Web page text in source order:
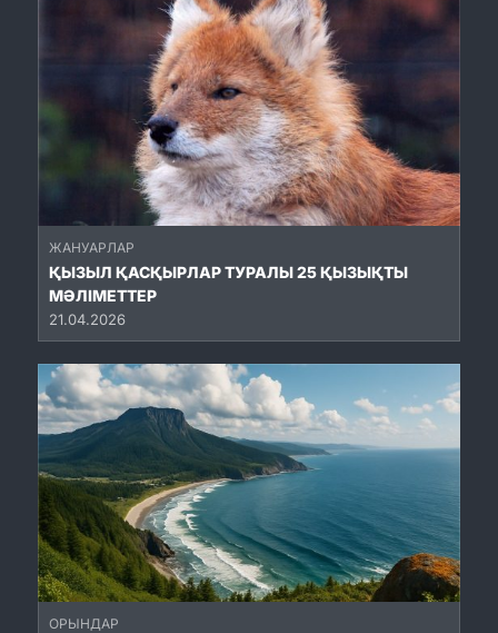
ЖАНУАРЛАР
ҚЫЗЫЛ ҚАСҚЫРЛАР ТУРАЛЫ 25 ҚЫЗЫҚТЫ
МӘЛІМЕТТЕР
21.04.2026
ОРЫНДАР